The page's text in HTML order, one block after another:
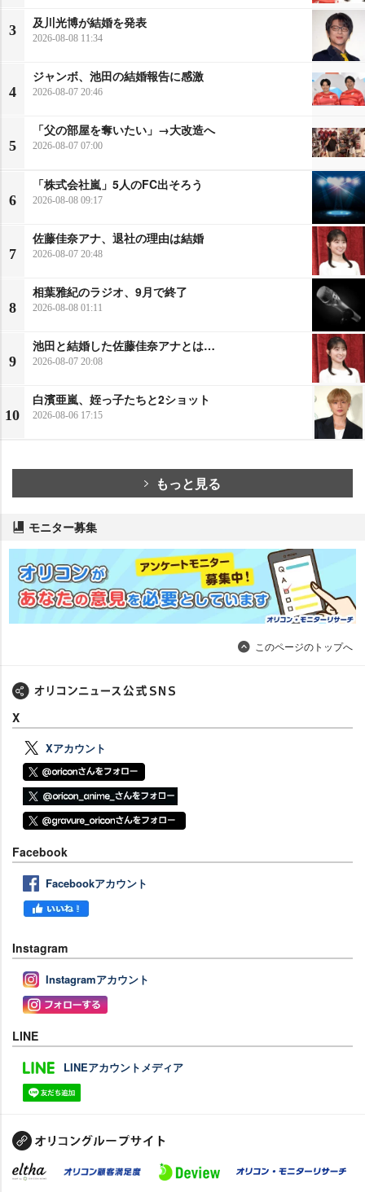
3
及川光博が結婚を発表
2026-08-08 11:34
4
ジャンボ、池田の結婚報告に感激
2026-08-07 20:46
5
「父の部屋を奪いたい」→大改造へ
2026-08-07 07:00
6
「株式会社嵐」5人のFC出そろう
2026-08-08 09:17
7
佐藤佳奈アナ、退社の理由は結婚
2026-08-07 20:48
8
相葉雅紀のラジオ、9月で終了
2026-08-08 01:11
9
池田と結婚した佐藤佳奈アナとは…
2026-08-07 20:08
10
白濱亜嵐、姪っ子たちと2ショット
2026-08-06 17:15
もっと見る
モニター募集
このページのトップへ
X
Xアカウント
Facebook
Facebookアカウント
Instagram
Instagramアカウント
LINE
LINEアカウントメディア